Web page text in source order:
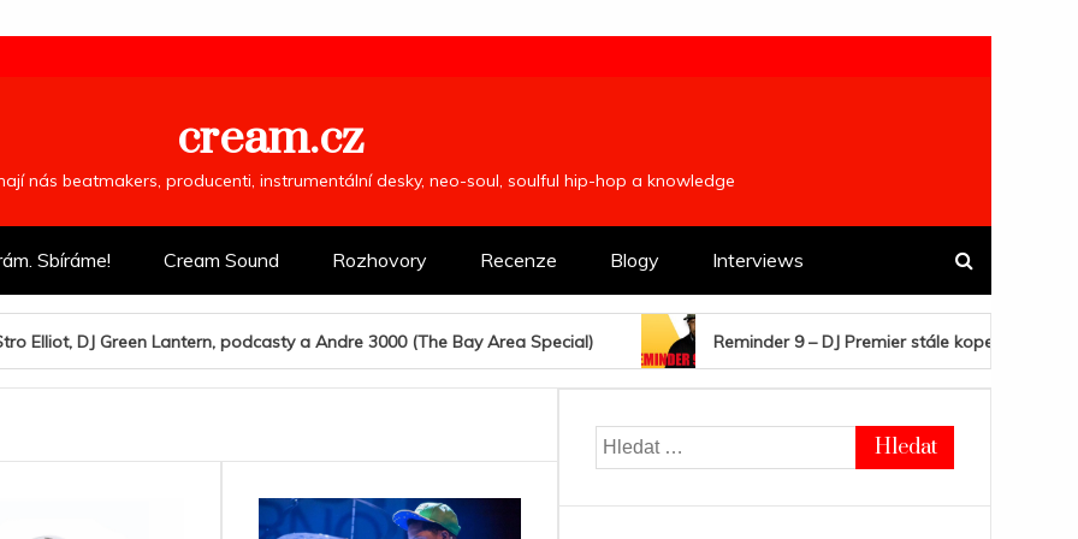
cream.cz
nás beatmakers, producenti, instrumentální desky, neo-soul, soulful hip-hop a knowledge
Sbíráme! Cream Sound Rozhovory Recenze Blogy Interviews
podcasty a Andre 3000 (The Bay Area Special) Reminder 9 – DJ Premier stále kope. Novej Elaquent, Nottz, FOM
Vyhledávání